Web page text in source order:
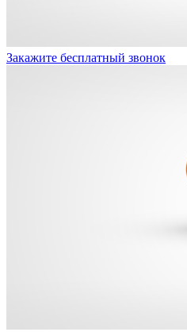
Закажите бесплатный звонок